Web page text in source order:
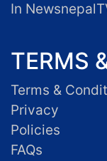
In
TERMS
Terms &
Privacy
Policies
FAQs